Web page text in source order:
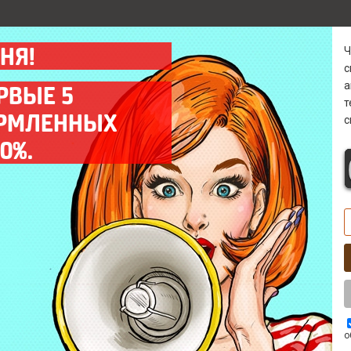
Гарантия
Предоставляем гарантию
на все выполненные
работы до 12 мес.
Диагностика 0 р
Бесплатно* выявим
причину поломки в
кратчайшие сроки.
Выезд мастера
Оперативный выезд
мастера на объект
заказчика в день заказа.
Комплектующие
Используем только
качественные запчасти
ААА класса.
5